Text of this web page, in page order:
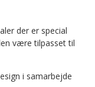
der er special
være tilpasset til
i samarbejde